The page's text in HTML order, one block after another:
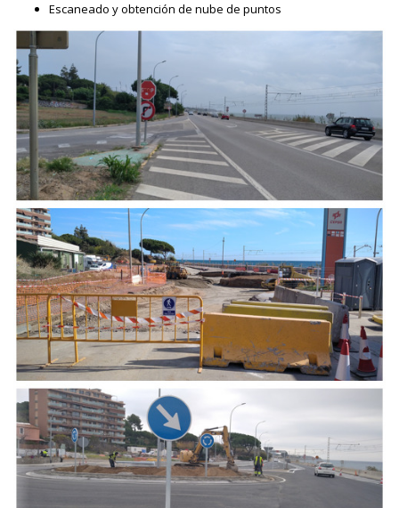
Escaneado y obtención de nube de puntos